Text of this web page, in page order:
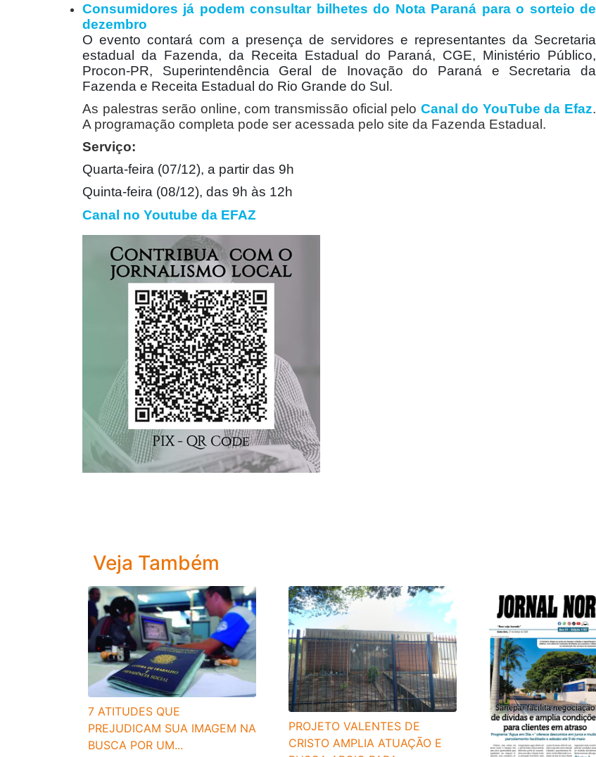
Consumidores já podem consultar bilhetes do Nota Paraná para o sorteio de
dezembro
O evento contará com a presença de servidores e representantes da Secretaria
estadual da Fazenda, da Receita Estadual do Paraná, CGE, Ministério Público,
Procon-PR, Superintendência Geral de Inovação do Paraná e Secretaria da
Fazenda e Receita Estadual do Rio Grande do Sul.
As palestras serão online, com transmissão oficial pelo Canal do YouTube da Efaz.
A programação completa pode ser acessada pelo site da Fazenda Estadual.
Serviço:
Quarta-feira (07/12), a partir das 9h
Quinta-feira (08/12), das 9h às 12h
Canal no Youtube da EFAZ
Veja Também
7 ATITUDES QUE
PREJUDICAM SUA IMAGEM NA
BUSCA POR UM...
PROJETO VALENTES DE
CRISTO AMPLIA ATUAÇÃO E